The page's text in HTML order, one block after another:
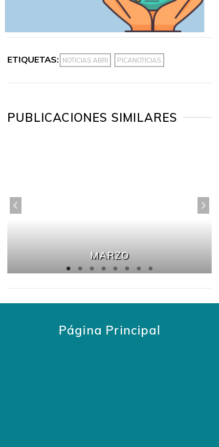
ETIQUETAS: NOTICIAS ABRI PICANOTICIAS
PUBLICACIONES SIMILARES
MARZO
Página Principal